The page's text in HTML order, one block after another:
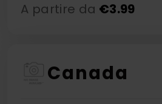
A partire da €3.99
Canada